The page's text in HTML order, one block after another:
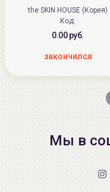
the SKIN HOUSE (Корея)
Код:
0.00 руб.
закончился
Мы в